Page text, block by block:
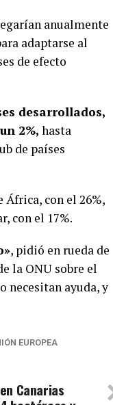
anualmente
adaptarse al
de efecto
desarrollados,
2%, hasta
de países
África, con el 26%,
con el 17%.
, pidió en rueda de
la ONU sobre el
necesitan ayuda, y
EUROPEA
Canarias